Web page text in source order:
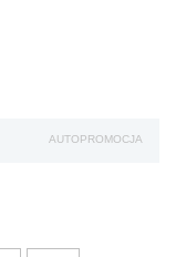
AUTOPROMOCJA